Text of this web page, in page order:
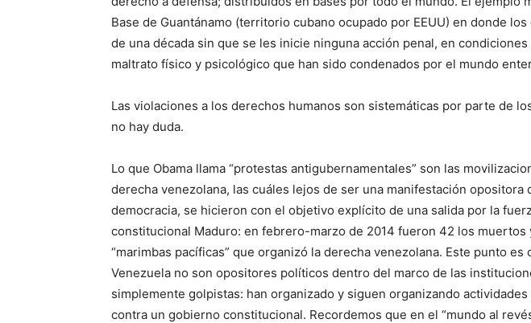
Base de Guantánamo (territorio cubano ocupado por EEUU) en donde
de una década sin que se les inicie ninguna acción penal, en
maltrato físico y psicológico que han sido condenados por el mundo
Las violaciones a los derechos humanos son sistemáticas por parte de
no hay duda.
Lo que Obama llama “protestas antigubernamentales” son las
derecha venezolana, las cuáles lejos de ser una manifestación opositora
democracia, se hicieron con el objetivo explícito de una salida por la
constitucional Maduro: en febrero-marzo de 2014 fueron 42 los muertos
“marimbas pacíficas” que organizó la derecha venezolana. Este punto
Venezuela no son opositores políticos dentro del marco de las
simplemente golpistas: han organizado y siguen organizando
contra un gobierno constitucional. Recordemos que en el “mundo al